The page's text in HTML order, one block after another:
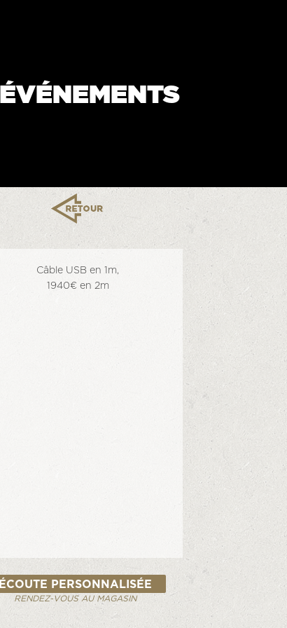
ÉVÉNEMENTS
Câble USB en 1m,
1940€ en 2m
ÉCOUTE PERSONNALISÉE
RENDEZ-VOUS AU MAGASIN